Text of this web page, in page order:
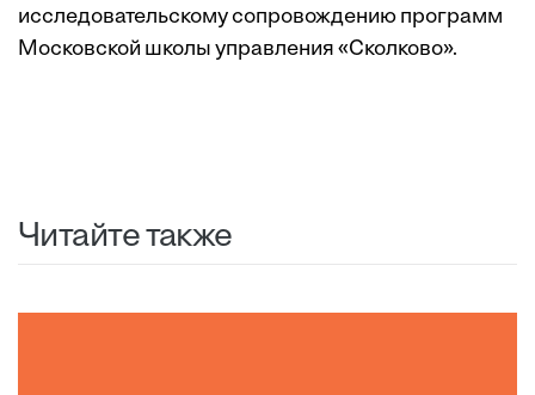
исследовательскому сопровождению программ
Московской школы управления «Сколково».
Читайте также